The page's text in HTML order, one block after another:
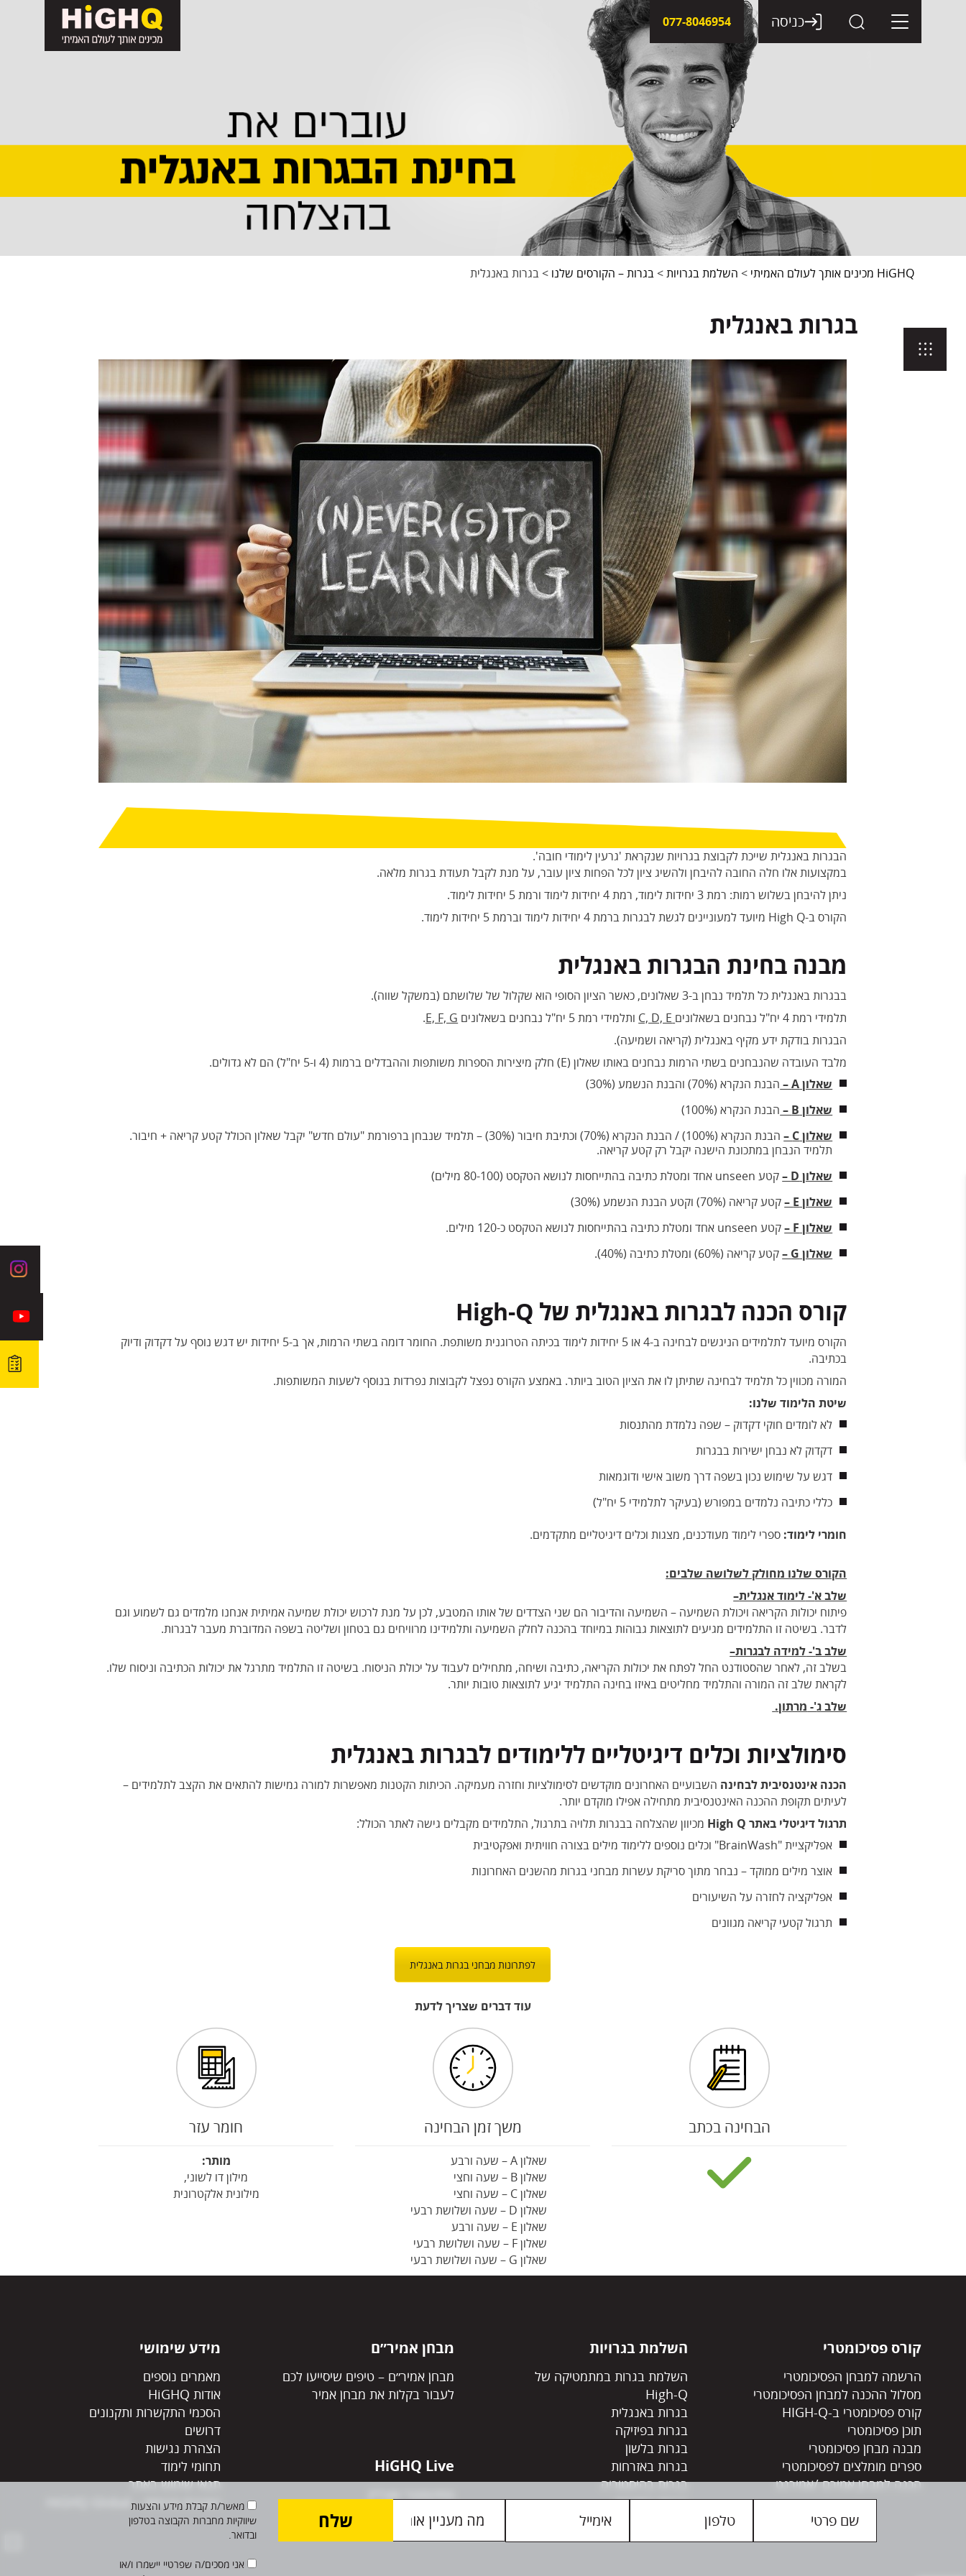
מאשר/ת קבלת מידע והצעות
שיווקיות מחברות הקבוצה בטלפון
ובדואר.
אני מסכים/ה שפרטיי יישמרו ו/או
כניסה 077-8046954
HiGHQ מכינים אותך לעולם האמיתי > השלמת בגרויות>בגרות – הקורסים שלנו >בגרות באנגלית
בגרות באנגלית
הבגרות באנגלית שייכת לקבוצת בגרויות שנקראת 'גרעין לימודי חובה'.
במקצועות אלו חלה החובה להיבחן ולהשיג ציון לכל הפחות ציון עובר, על מנת לקבל תעודת בגרות מלאה.
ניתן להיבחן בשלוש רמות: רמת 3 יחידות לימוד, רמת 4 יחידות לימוד ורמת 5 יחידות לימוד.
הקורס ב-High Q מיועד למעוניינים לגשת לבגרות ברמת 4 יחידות לימוד וברמת 5 יחידות לימוד.
מבנה בחינת הבגרות באנגלית
בבגרות באנגלית כל תלמיד נבחן ב-3 שאלונים, כאשר הציון הסופי הוא שקלול של שלושתם (במשקל שווה).
תלמידי רמת 4 יח"ל נבחנים בשאלונים
C, D, E ותלמידי רמת 5 יח"ל נבחנים בשאלונים E, F, G
.
הבגרות בודקת ידע מקיף באנגלית (קריאה ושמיעה).
מלבד העובדה שהנבחנים בשתי הרמות נבחנים באותו שאלון (E) חלק מיצירות הספרות משותפות וההבדלים ברמות (4 ו-5 יח"ל) הם לא גדולים.
שאלוןA –
הבנת הנקרא (70%) והבנת הנשמע (30%)
שאלון B –
הבנת הנקרא (100%)
שאלוןC –
הבנת הנקרא (100%) / הבנת הנקרא (70%) וכתיבת חיבור (30%) – תלמיד שנבחן ברפורמת "עולם חדש" יקבל שאלון הכולל קטע קריאה + חיבור.
תלמיד הנבחן במתכונת הישנה יקבל רק קטע קריאה.
שאלון D – קטע unseen אחד ומטלת כתיבה בהתייחסות לנושא הטקסט (80-100 מילים)
שאלון E – קטע קריאה (70%) וקטע הבנת הנשמע (30%)
שאלון F – קטע unseen אחד ומטלת כתיבה בהתייחסות לנושא הטקסט כ-120 מילים.
שאלון G – קטע קריאה (60%) ומטלת כתיבה (40%).
קורס הכנה לבגרות באנגלית של High-Q
הקורס מיועד לתלמידים הניגשים לבחינה ב-4 או 5 יחידות לימוד בכיתה הטרוגנית משותפת. החומר דומה בשתי הרמות, אך ב-5 יחידות יש דגש נוסף על דקדוק ודיוק
בכתיבה.
המורה מכווין כל תלמיד לבחינה שתיתן לו את הציון הטוב ביותר. באמצע הקורס נפצל לקבוצות נפרדות בנוסף לשעות המשותפות.
שיטת הלימוד שלנו:
לא לומדים חוקי דקדוק – שפה נלמדת מהתנסות
דקדוק לא נבחן ישירות בבגרות
דגש על שימוש נכון בשפה דרך משוב אישי ודוגמאות
כללי כתיבה נלמדים במפורש (בעיקר לתלמידי 5 יח"ל)
חומרי לימוד: ספרי לימוד מעודכנים, מצגות וכלים דיגיטליים מתקדמים.
הקורס שלנו מחולק לשלושה שלבים:
שלב א'-לימוד אנגלית–
פיתוח יכולות הקריאה ויכולת השמיעה – השמיעה והדיבור הם שני הצדדים של אותו המטבע, לכן על מנת לרכוש יכולת שמיעה אמיתית אנחנו מלמדים גם לשמוע וגם
לדבר. בשיטה זו התלמידים מגיעים לתוצאות גבוהות במיוחד בהכנה לחלק השמיעה ותלמידינו מרוויחים גם בטחון ושליטה בשפה המדוברת מעבר לבגרות.
שלב ב'-למידה לבגרות–
בשלב זה, לאחר שהסטודנט החל לפתח את יכולות הקריאה, כתיבה ושיחה, מתחילים לעבוד על יכולת הניסוח. בשיטה זו התלמיד מתרגל את יכולות הכתיבה וניסוח שלו.
לקראת שלב זה המורה והתלמיד מחליטים באיזו בחינה התלמיד יגיע לתוצאות טובות יותר.
שלב ג'- מרתון.
סימולציות וכלים דיגיטליים ללימודים לבגרות באנגלית
הכנה אינטנסיבית לבחינה השבועיים האחרונים מוקדשים לסימולציות וחזרה מעמיקה. הכיתות הקטנות מאפשרות למורה גמישות להתאים את הקצב לתלמידים –
לעיתים תקופת ההכנה האינטנסיבית מתחילה אפילו מוקדם יותר.
תרגול דיגיטלי באתר High Q
מכיוון שהצלחה בבגרות תלויה בתרגול, התלמידים מקבלים גישה לאתר הכולל:
אפליקציית "BrainWash" וכלים נוספים ללימוד מילים בצורה חוויתית ואפקטיבית
אוצר מילים ממוקד – נבחר מתוך סריקת עשרות מבחני בגרות מהשנים האחרונות
אפליקציה לחזרה על השיעורים
תרגול קטעי קריאה מגוונים
לפתרונות מבחני בגרות באנגלית
עוד דברים שצריך לדעת
חומר עזר
מותר:
מילון דו לשוני,
מילונית אלקטרונית
משך זמן הבחינה
שאלון A – שעה ורבע
שאלון B – שעה וחצי
שאלון C – שעה וחצי
שאלון D – שעה ושלושת רבעי
שאלון E – שעה ורבע
שאלון F – שעה ושלושת רבעי
שאלון G – שעה ושלושת רבעי
הבחינה בכתב
קורס פסיכומטרי
הרשמה למבחן הפסיכומטרי
מסלול ההכנה למבחן הפסיכומטרי
קורס פסיכומטרי ב-HIGH-Q
תוכן פסיכומטרי
מבנה מבחן פסיכומטרי
ספרים מומלצים לפסיכומטרי
הכנה למבחן אמירם /אמירנט
השלמת בגרויות
השלמת בגרות במתמטיקה של
High-Q
בגרות באנגלית
בגרות בפיזיקה
בגרות בלשון
בגרות באזרחות
בגרות בהיסטוריה
בגרות בספרות
מבחן אמיר״ם
מבחן אמיר״ם – טיפים שיסייעו לכם
לעבור בקלות את מבחן אמיר
HiGHQ Live
בגרויות אונליין
מידע שימושי
מאמרים נוספים
אודות HiGHQ
הסכמי התקשרות ותקנונים
דרושים
הצהרת נגישות
תחומי לימוד
תנאי שימוש באתר
הצהרת פרטיות – HiGHQ Global